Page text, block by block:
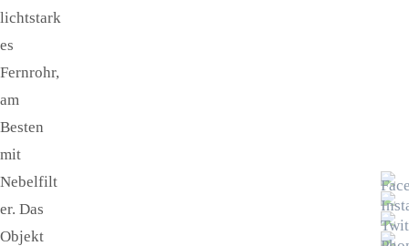
lichtstark
es
Fernrohr,
am
Besten
mit
Nebelfilt
er. Das
Objekt